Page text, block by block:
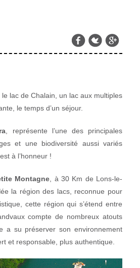
le lac de Chalain, un lac aux multiples
le temps d’un séjour.
, représente l’une des principales
et une biodiversité aussi variés
à l’honneur !
Montagne , à 30 Km de Lons-le-
la région des lacs, reconnue pour
cette région qui s’étend entre
compte de nombreux atouts
a su préserver son environnement
et responsable, plus authentique.